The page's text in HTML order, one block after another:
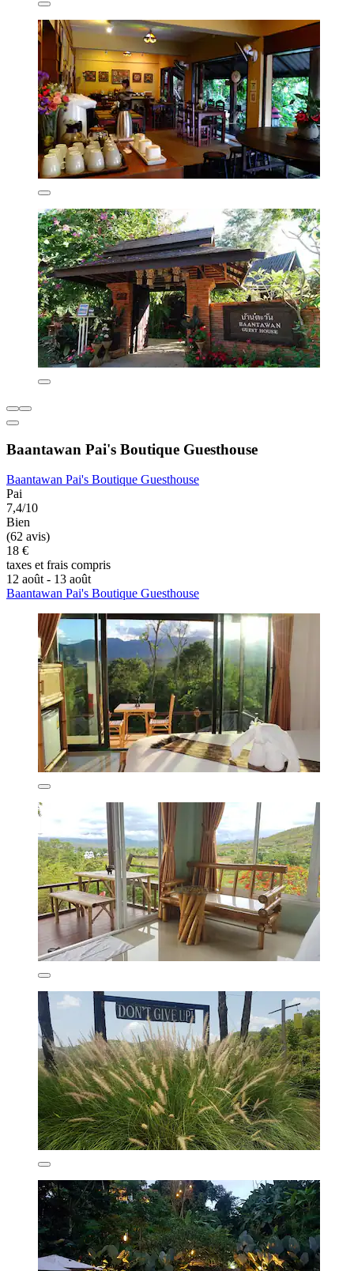
Baantawan Pai's Boutique Guesthouse
Baantawan Pai's Boutique Guesthouse
Pai
7,4/10
Bien
(62 avis)
18 €
taxes et frais compris
12 août - 13 août
Baantawan Pai's Boutique Guesthouse